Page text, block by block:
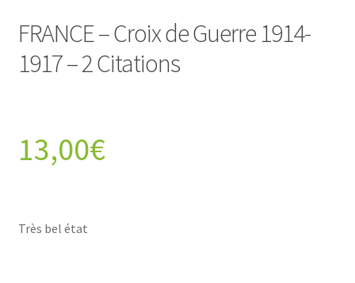
FRANCE – Croix de Guerre 1914-
1917 – 2 Citations
13,00€
Très bel état